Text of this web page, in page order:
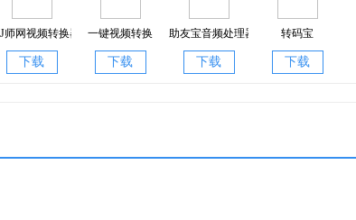
师网视频转换器
下载
一键视频转换
1.0.0.0
下载
助友宝音频处理器
2.0.1
下载
转码宝
1.1
下载